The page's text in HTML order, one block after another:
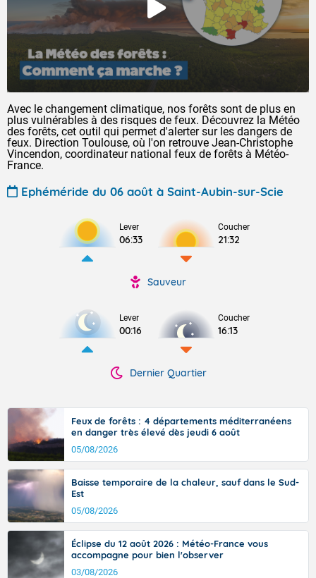
Avec le changement climatique, nos forêts sont de plus en
plus vulnérables à des risques de feux. Découvrez la Météo
des forêts, cet outil qui permet d'alerter sur les dangers de
feux. Direction Toulouse, où l'on retrouve Jean-Christophe
Vincendon, coordinateur national feux de forêts à Météo-
France.
Ephéméride du 06 août à Saint-Aubin-sur-Scie
Lever
06:33
Coucher
21:32
Sauveur
Lever
00:16
Coucher
16:13
Dernier Quartier
Feux de forêts : 4 départements méditerranéens
en danger très élevé dès jeudi 6 août
05/08/2026
Baisse temporaire de la chaleur, sauf dans le Sud-
Est
05/08/2026
Éclipse du 12 août 2026 : Météo-France vous
accompagne pour bien l'observer
03/08/2026